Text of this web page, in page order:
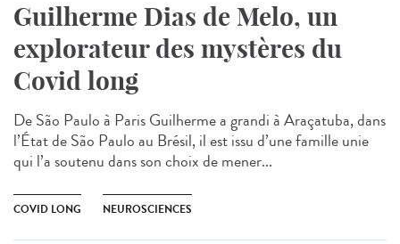
Guilherme Dias de Melo, un
explorateur des mystères du
Covid long
De São Paulo à Paris Guilherme a grandi à Araçatuba, dans
l’État de São Paulo au Brésil, il est issu d’une famille unie
qui l’a soutenu dans son choix de mener...
COVID LONG NEUROSCIENCES